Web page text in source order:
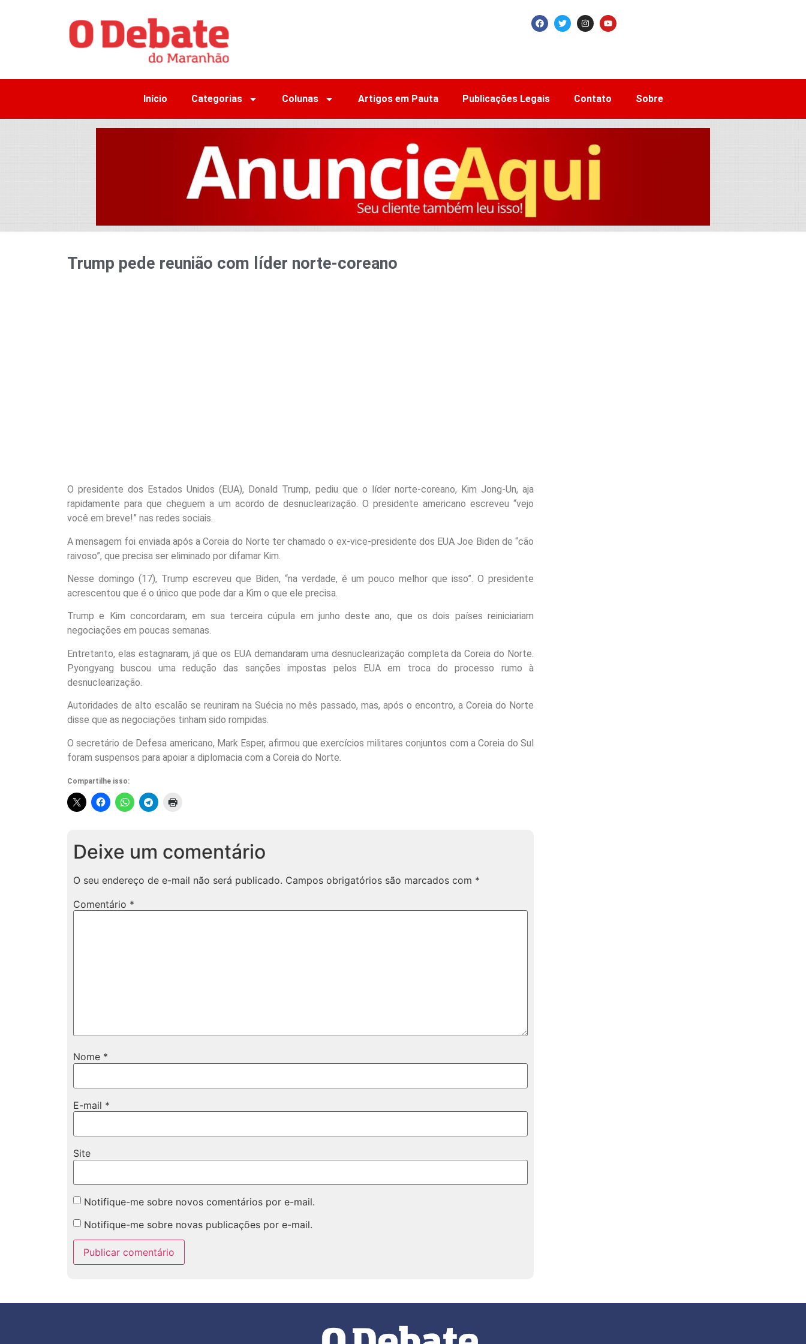
Início Categorias Colunas Artigos em Pauta Publicações Legais Contato Sobre
Trump pede reunião com líder norte-coreano
O presidente dos Estados Unidos (EUA), Donald Trump, pediu que o líder norte-coreano, Kim Jong-Un, aja
rapidamente para que cheguem a um acordo de desnuclearização. O presidente americano escreveu “vejo
você em breve!” nas redes sociais.
A mensagem foi enviada após a Coreia do Norte ter chamado o ex-vice-presidente dos EUA Joe Biden de “cão
raivoso”, que precisa ser eliminado por difamar Kim.
Nesse domingo (17), Trump escreveu que Biden, “na verdade, é um pouco melhor que isso”. O presidente
acrescentou que é o único que pode dar a Kim o que ele precisa.
Trump e Kim concordaram, em sua terceira cúpula em junho deste ano, que os dois países reiniciariam
negociações em poucas semanas.
Entretanto, elas estagnaram, já que os EUA demandaram uma desnuclearização completa da Coreia do Norte.
Pyongyang buscou uma redução das sanções impostas pelos EUA em troca do processo rumo à
desnuclearização.
Autoridades de alto escalão se reuniram na Suécia no mês passado, mas, após o encontro, a Coreia do Norte
disse que as negociações tinham sido rompidas.
O secretário de Defesa americano, Mark Esper, afirmou que exercícios militares conjuntos com a Coreia do Sul
foram suspensos para apoiar a diplomacia com a Coreia do Norte.
Compartilhe isso:
Deixe um comentário
O seu endereço de e-mail não será publicado. Campos obrigatórios são marcados com *
Comentário *
Nome *
E-mail *
Site
Notifique-me sobre novos comentários por e-mail.
Notifique-me sobre novas publicações por e-mail.